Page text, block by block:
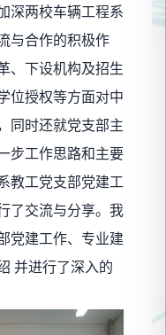
深两校车辆工程系
与合作的积极作
、下设机构及招生
位授权等方面对中
同时还就党支部主
步工作思路和主要
教工党支部党建工
了交流与分享。我
党建工作、专业建
并进行了深入的